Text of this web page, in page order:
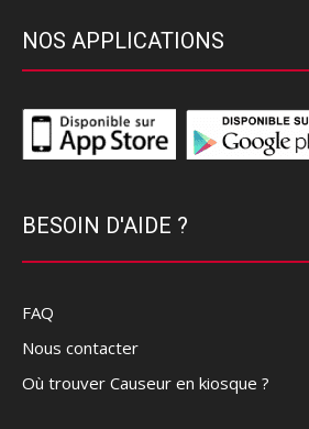
NOS APPLICATIONS
BESOIN D'AIDE ?
FAQ
Nous contacter
Où trouver Causeur en kiosque ?